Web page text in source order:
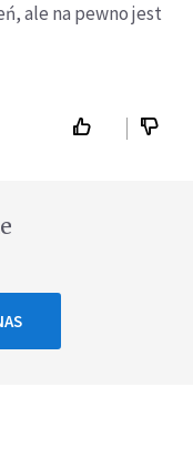
ale na pewno jest